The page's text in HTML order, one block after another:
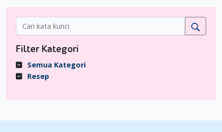
Filter Kategori
Semua Kategori
Resep